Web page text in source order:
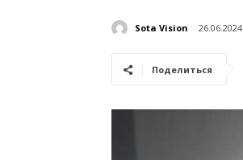
Sota Vision 26.06.2024
Поделиться